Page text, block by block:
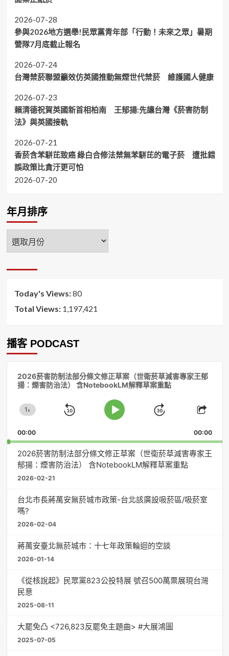
2026-07-28
參與2026地方選舉!民眾黨青年部「行動！未來之眾」暑期
營隊7月底截止報名
2026-07-24
台灣禁菸聯盟籲效仿英國推動無煙世代禁菸 維護國人健康
2026-07-23
賴清德祝賀英國新首相柏南 王郁揚:先讓台灣《菸害防制
法》與英國接軌
2026-07-21
香菸含苯駢芘致癌 綠白合修法禁無苯駢芘的電子菸 遭批錯
誤政策比貪汙更可怕
2026-07-20
年月排序
年
月
Today's Views:80
Total Views: 1,197,421
播客 PODCAST
2026菸害防制法部分條文修正草案（世衛菸草減害專家王郁
揚：煙害防治法） 含NotebookLM解釋草案重點
Change
Rate
1x
Skip
Play
Jump
Forward
Share
00:00 00:00
2026菸害防制法部分條文修正草案（世衛菸草減害專家王
郁揚：煙害防治法） 含NotebookLM解釋草案重點
2026-02-21
台北市長蔣萬安無菸城市政策-台北該廣設吸菸區/吸菸室
嗎?
2026-02-04
蔣萬安臺北無菸城市：十七年政策輪迴的空談
2026-01-14
《從核說起》民眾黨823公投特展 號召500萬票展現台灣
民意
2025-08-11
大罷免凸 <726,823反罷免主題曲> #大展鴻圖
2025-07-05